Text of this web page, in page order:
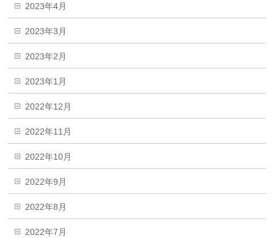
2023年4月
2023年3月
2023年2月
2023年1月
2022年12月
2022年11月
2022年10月
2022年9月
2022年8月
2022年7月